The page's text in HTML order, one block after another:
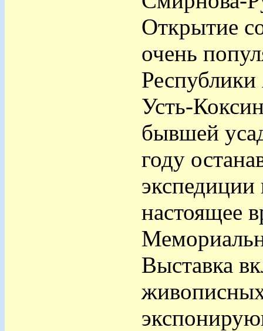
Открытие
очень
Усть-
бывшей
году
настоящее
Выставка